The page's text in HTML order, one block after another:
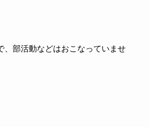
、部活動などはおこなっていませ